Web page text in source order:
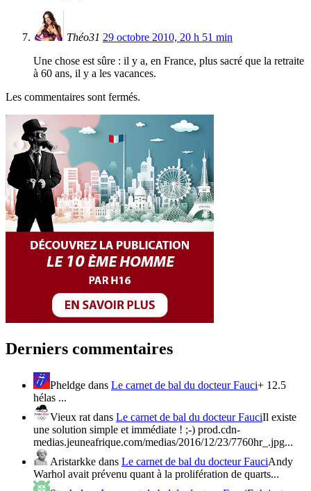
Théo31 29 octobre 2010, 20 h 51 min
Une chose est sûre : il y a, en France, plus sacré que la retraite
à 60 ans, il y a les vacances.
Les commentaires sont fermés.
Derniers commentaires
Pheldge dans Le carnet de bal du docteur Fauci+ 12.5
hélas ...
Vieux rat dans Le carnet de bal du docteur FauciIl existe
une solution simple et immédiate ! ;-) prod.cdn-
medias.jeuneafrique.com/medias/2016/12/23/7760hr_.jpg...
Aristarkke dans Le carnet de bal du docteur FauciAndy
Warhol avait prévenu quant à la prolifération de quarts...